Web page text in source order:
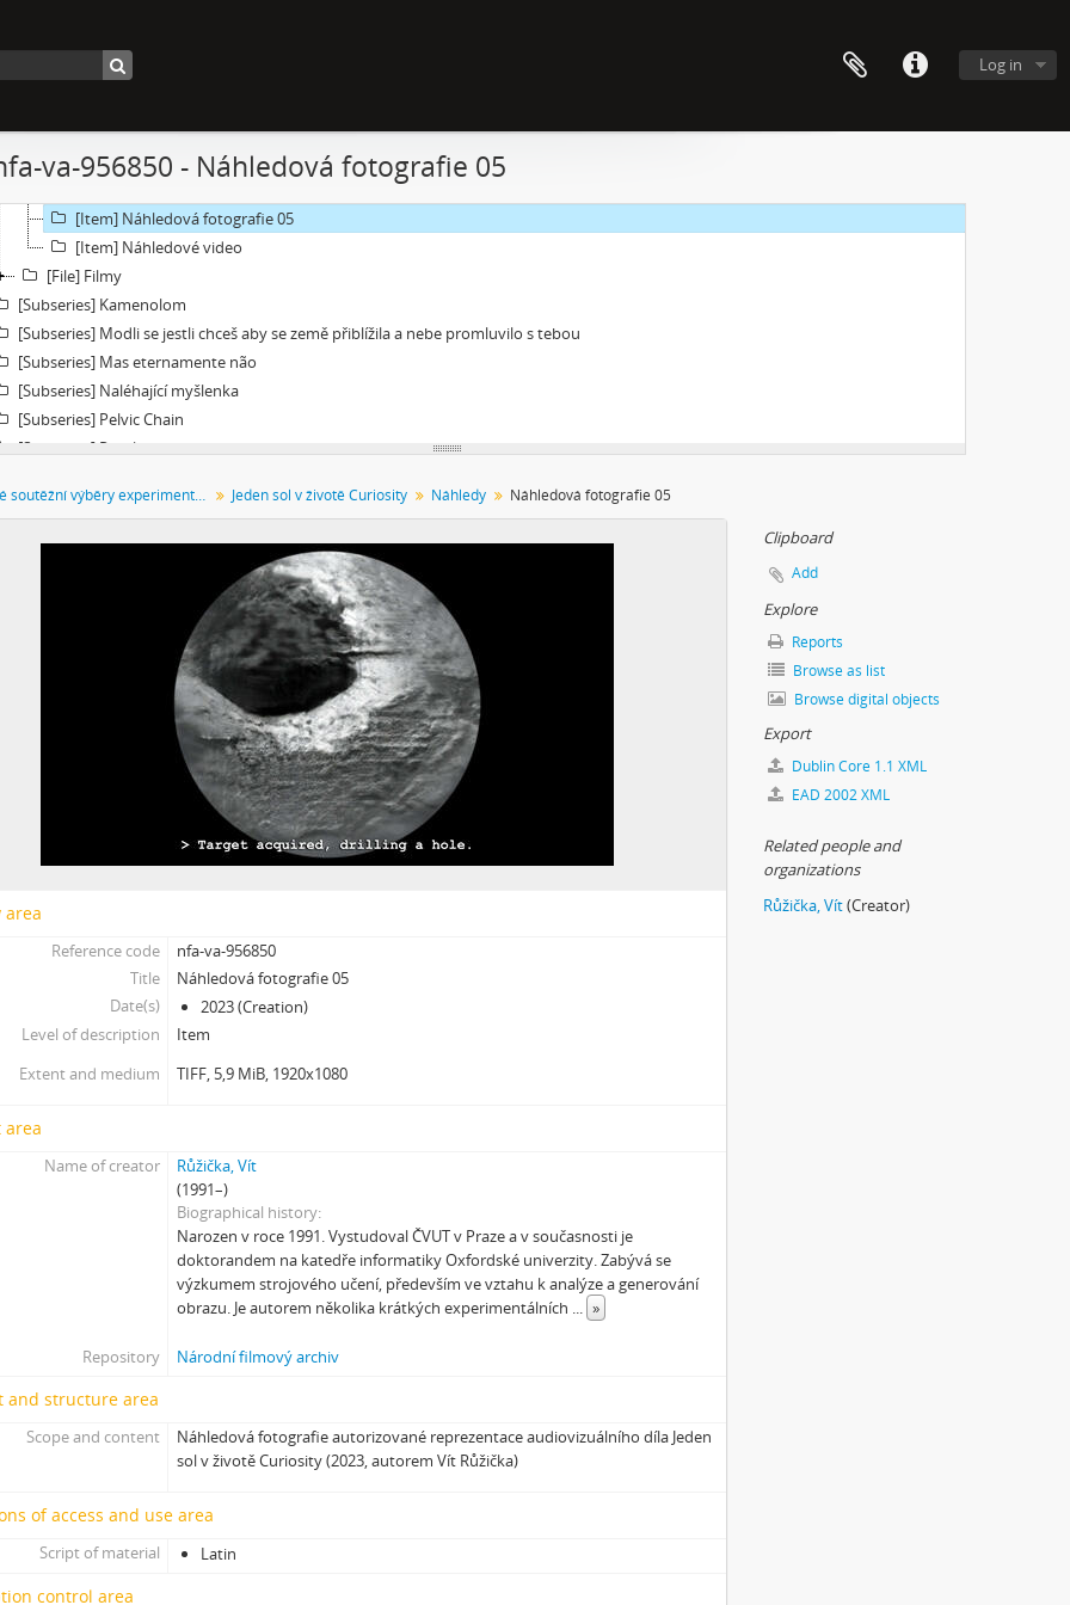
Log in
va-956850 - Náhledová fotografie 05
[File] Dokumentace
[File] Náhledy
[Item] Náhledová fotografie 02
[Item] Náhledová fotografie 03
[Item] Náhledová fotografie 05
[Item] Náhledové video
[File] Filmy
[Subseries] Kamenolom
[Subseries] Modli se jestli chceš aby se země přiblížila a nebe promluvilo s tebou
[Subseries] Mas eternamente não
[Subseries] Naléhající myšlenka
[Subseries] Pelvic Chain
[Subseries] Perplexity
[Subseries] Plasma
[Subseries] Ruda, minerál, prach, kov
[Subseries] Konkomitantní růstový jev
[Subseries] I’m Doing Great (I’m Doing Great)
[Subseries] Zero Gravity Grave
[Subseries] Jak natáčet v Africe
[Subseries] Nadějní návštěvníci a truchlící průvodci: Zápisky z cestovního deníku temného turisty
[Subseries] Ruvja a Morena
[Subseries] Krajina opuštění I.: Dívka s bičem
[Subseries] Říká se, že nejdelší sen trvá 45 minut
[Subseries] Ke kořenům
[Subseries] Ticho před bouří
[Subseries] proxy
[Subseries] Škubej psa
[Subseries] Shores of the Same Sea
[Subseries] Noro, přijde k tobě nečekaný host
[Subseries] Lamecore_Meduza_VS_Mořskáokurka
[Subseries] And You Know What Comes Next...
[Subseries] Intercore
Festivalové soutěžní výběry experimentálního filmu a videoartu Jeden sol v životě Curiosity Náhledy Náhledová fotografie 05
area
Reference code
nfa-va-956850
Title
Náhledová fotografie 05
Date(s)
2023 (Creation)
Level of description
Item
Extent and medium
TIFF, 5,9 MiB, 1920x1080
area
Name of creator
Růžička, Vít
(1991–)
Biographical history
Narozen v roce 1991. Vystudoval ČVUT v Praze a v současnosti je
doktorandem na katedře informatiky Oxfordské univerzity. Zabývá se
výzkumem strojového učení, především ve vztahu k analýze a generování
obrazu. Je autorem několika krátkých experimentálních ... »
Repository Národní filmový archiv
and structure area
Scope and content
Náhledová fotografie autorizované reprezentace audiovizuálního díla Jeden
sol v životě Curiosity (2023, autorem Vít Růžička)
of access and use area
Script of material Latin
control area
Clipboard
Add
Explore
Reports
Browse as list
Browse digital objects
Export
Dublin Core 1.1 XML
EAD 2002 XML
Related people and
organizations
Růžička, Vít(Creator)